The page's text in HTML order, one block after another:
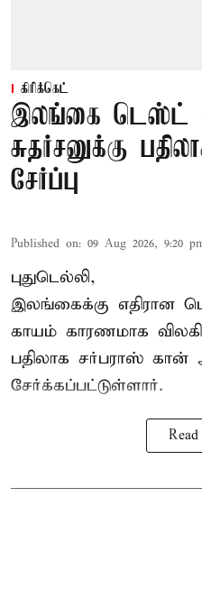
கிரிக்கெட்
இலங்கை டெஸ்ட்
சுதர்சனுக்கு
சேர்ப்பு
Published on: 09 Aug 2026, 9:20
புதுடெல்லி,
இலங்கைக்கு எதிரான
காயம் காரணமாக
பதிலாக சர்பராஸ் கான்
சேர்க்கப்பட்டுள்ளார்.